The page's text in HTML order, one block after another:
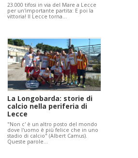
23.000 tifosi in via del Mare a Lecce
per un'importante partita: E poi la
vittoria! Il Lecce torna…
La Longobarda: storie di
calcio nella periferia di
Lecce
"Non c' è un altro posto del mondo
dove l'uomo è più felice che in uno
stadio di calcio" (Albert Camus).
Queste parole…